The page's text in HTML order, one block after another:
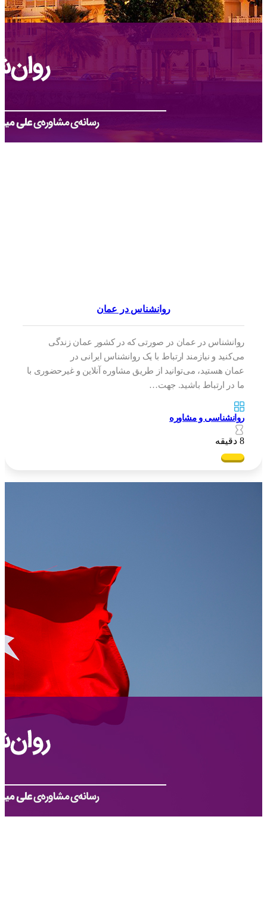
روانشناس در عمان
روانشناس در عمان در صورتی که در کشور عمان زندگی
می‌کنید و نیازمند ارتباط با یک روانشناس ایرانی در
عمان هستید، می‌توانید از طریق مشاوره‌ آنلاین و غیرحضوری با
ما در ارتباط باشید. جهت…
روانشناسی و مشاوره